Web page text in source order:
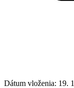
Dátum vloženia: 19.